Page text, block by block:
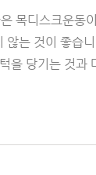
목디스크운동
않는 것이 좋습
을 당기는 것과